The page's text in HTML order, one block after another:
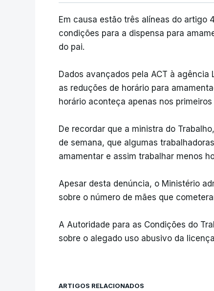
Em causa estão três alíneas do artigo
condições para a dispensa para
do pai.
Dados avançados pela ACT à
as reduções de horário para
horário aconteça apenas nos
De recordar que a ministra do
de semana, que algumas
amamentar e assim trabalhar menos
Apesar desta denúncia, o Ministério
sobre o número de mães que
A Autoridade para as Condições do
sobre o alegado uso abusivo da
ARTIGOS RELACIONADOS